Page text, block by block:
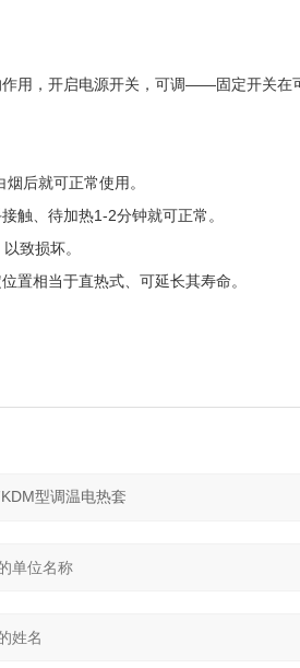
用，开启电源开关，可调——固定开关
后就可正常使用。
触、待加热1-2分钟就可正常。
致损坏。
相当于直热式、可延长其寿命。